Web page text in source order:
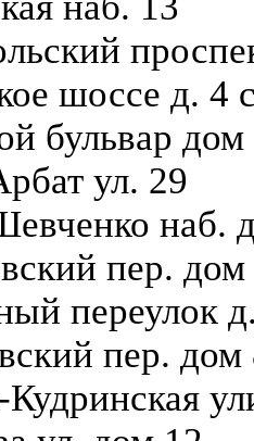
шоссе д. 4
бульвар дом
ул. 29
наб.
пер. дом
переулок
пер. дом